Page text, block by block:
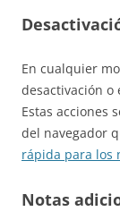
En cualquier
desactivación o
Estas acciones
del navegador
rápida para los
Notas